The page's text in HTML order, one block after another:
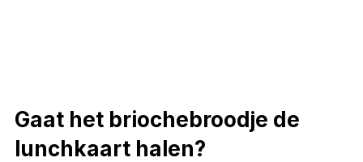
Gaat het briochebroodje de
lunchkaart halen?